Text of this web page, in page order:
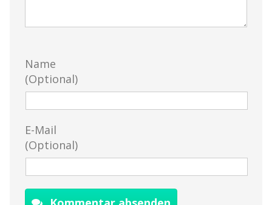
Name
(Optional)
E-Mail
(Optional)